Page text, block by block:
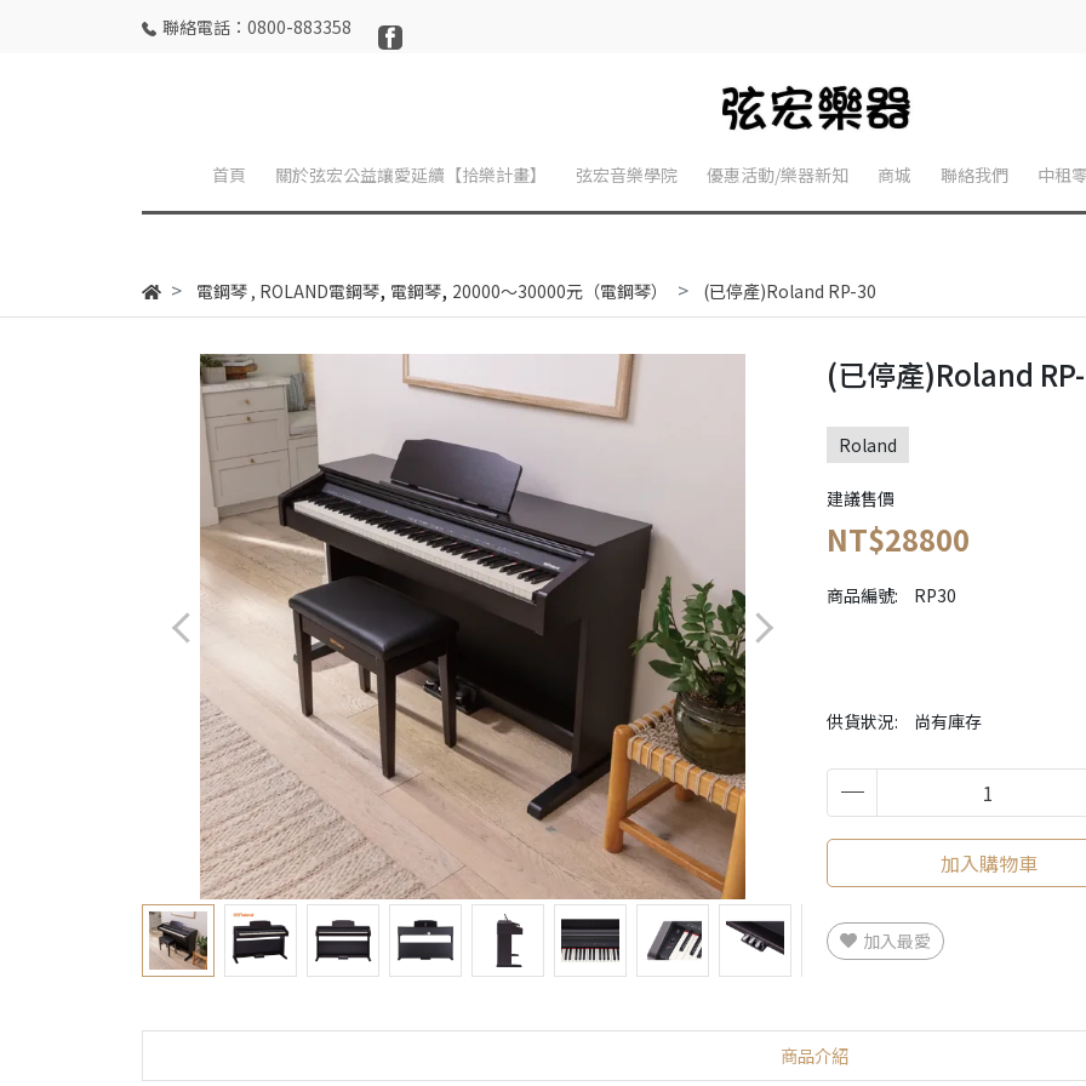
聯絡電話：0800-883358
首頁 關於弦宏公益讓愛延續【拾樂計畫】 弦宏音樂學院 優惠活動/樂器新知 商城 聯絡我們 中租
電鋼琴, ROLAND電鋼琴, 電鋼琴, 20000～30000元（電鋼琴） (已停產)Roland RP-30
(已停產)Roland
Roland
建議售價
NT$28800
商品編號: RP30
供貨狀況: 尚有庫存
加入購物車
加入最愛
商品介紹